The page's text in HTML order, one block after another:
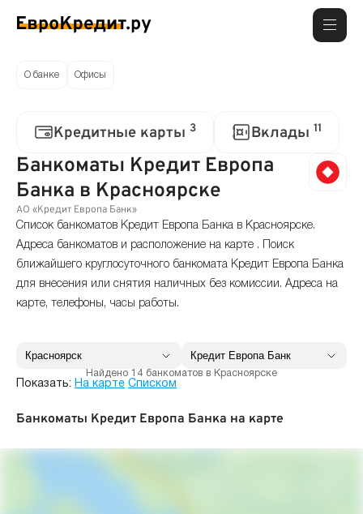
О банке Офисы
Кредитные карты 3 Вклады 11
Банкоматы Кредит Европа
Банка в Красноярске
АО «Кредит Европа Банк»
Список банкоматов Кредит Европа Банка в Красноярске.
Адреса банкоматов и расположение на карте . Поиск
ближайшего круглосуточного банкомата Кредит Европа Банка
для внесения или снятия наличных без комиссии. Адреса на
карте, телефоны, часы работы.
Найдено 14 банкоматов в Красноярске
Показать: На карте Списком
Банкоматы Кредит Европа Банка на карте